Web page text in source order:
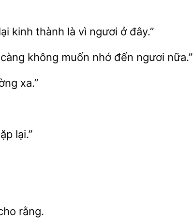
kinh thành là vì ngươi đây.”
càng muốn nhớ đến ngươi nữa.”
xa.”
rằng.